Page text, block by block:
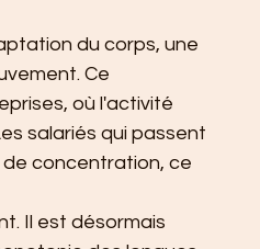
du corps, une
Ce
où l'activité
salariés qui passent
concentration, ce
Il est désormais